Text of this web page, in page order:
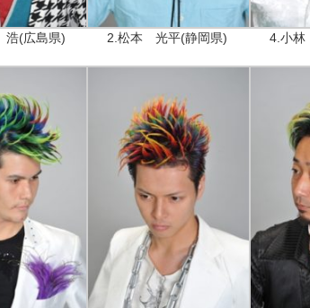
(広島県) 2.松本 光平(静岡県) 4.小